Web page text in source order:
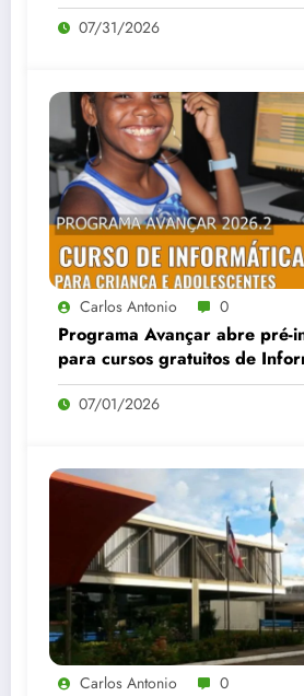
07/31/2026
Carlos Antonio 0
Programa Avançar abre pré-
para cursos gratuitos de
Desenho no Bairro da Paz
07/01/2026
Carlos Antonio 0